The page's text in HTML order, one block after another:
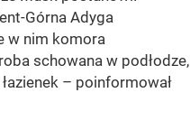
Górna Adyga
w nim komora
schowana w podłodze,
– poinformował